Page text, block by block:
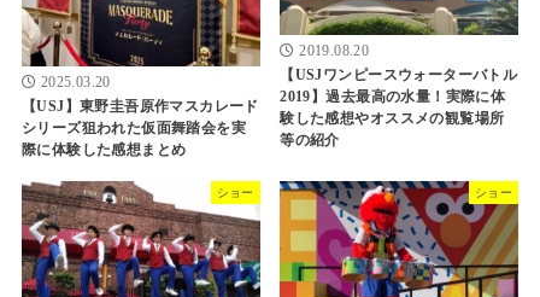
2025.03.20
【USJ】東野圭吾原作マスカレード
シリーズ狙われた仮面舞踏会を実
際に体験した感想まとめ
2019.08.20
【USJワンピースウォーターバトル
2019】過去最高の水量！実際に体
験した感想やオススメの観覧場所
等の紹介
ショー ショー